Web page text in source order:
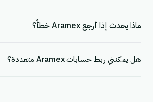
ماذا يحدث إذا أرجع Aramex خطأً؟
هل يمكنني ربط حسابات Aramex متعددة؟